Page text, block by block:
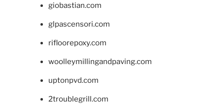
giobastian.com
glpascensori.com
rifloorepoxy.com
woolleymillingandpaving.com
uptonpvd.com
2troublegrill.com